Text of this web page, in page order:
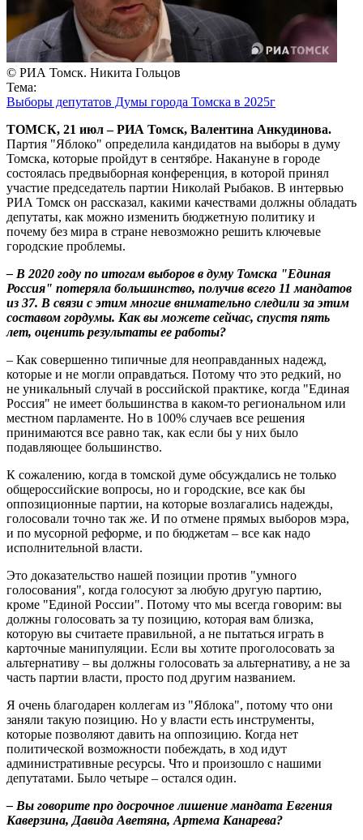
© РИА Томск. Никита Гольцов
Тема:
Выборы депутатов Думы города Томска в 2025г
ТОМСК, 21 июл – РИА Томск, Валентина Анкудинова.
Партия "Яблоко" определила кандидатов на выборы в думу
Томска, которые пройдут в сентябре. Накануне в городе
состоялась предвыборная конференция, в которой принял
участие председатель партии Николай Рыбаков. В интервью
РИА Томск он рассказал, какими качествами должны обладать
депутаты, как можно изменить бюджетную политику и
почему без мира в стране невозможно решить ключевые
городские проблемы.
– В 2020 году по итогам выборов в думу Томска "Единая
Россия" потеряла большинство, получив всего 11 мандатов
из 37. В связи с этим многие внимательно следили за этим
составом гордумы. Как вы можете сейчас, спустя пять
лет, оценить результаты ее работы?
– Как совершенно типичные для неоправданных надежд,
которые и не могли оправдаться. Потому что это редкий, но
не уникальный случай в российской практике, когда "Единая
Россия" не имеет большинства в каком-то региональном или
местном парламенте. Но в 100% случаев все решения
принимаются все равно так, как если бы у них было
подавляющее большинство.
К сожалению, когда в томской думе обсуждались не только
общероссийские вопросы, но и городские, все как бы
оппозиционные партии, на которые возлагались надежды,
голосовали точно так же. И по отмене прямых выборов мэра,
и по мусорной реформе, и по бюджетам – все как надо
исполнительной власти.
Это доказательство нашей позиции против "умного
голосования", когда голосуют за любую другую партию,
кроме "Единой России". Потому что мы всегда говорим: вы
должны голосовать за ту позицию, которая вам близка,
которую вы считаете правильной, а не пытаться играть в
карточные манипуляции. Если вы хотите проголосовать за
альтернативу – вы должны голосовать за альтернативу, а не за
часть партии власти, просто под другим названием.
Я очень благодарен коллегам из "Яблока", потому что они
заняли такую позицию. Но у власти есть инструменты,
которые позволяют давить на оппозицию. Когда нет
политической возможности побеждать, в ход идут
административные ресурсы. Что и произошло с нашими
депутатами. Было четыре – остался один.
– Вы говорите про досрочное лишение мандата Евгения
Каверзина, Давида Аветяна, Артема Канарева?